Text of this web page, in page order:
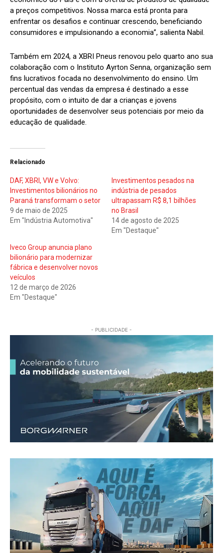
a preços competitivos. Nossa marca está pronta para
enfrentar os desafios e continuar crescendo, beneficiando
consumidores e impulsionando a economia”, salienta Nabil.
Também em 2024, a XBRI Pneus renovou pelo quarto ano sua
colaboração com o Instituto Ayrton Senna, organização sem
fins lucrativos focada no desenvolvimento do ensino. Um
percentual das vendas da empresa é destinado a esse
propósito, com o intuito de dar a crianças e jovens
oportunidades de desenvolver seus potenciais por meio da
educação de qualidade.
Relacionado
DAF, XBRI, VW e Volvo:
Investimentos bilionários no
Paraná transformam o setor
9 de maio de 2025
Em "Indústria Automotiva"
Investimentos pesados na
indústria de pesados
ultrapassam R$ 8,1 bilhões
no Brasil
14 de agosto de 2025
Em "Destaque"
Iveco Group anuncia plano
bilionário para modernizar
fábrica e desenvolver novos
veículos
12 de março de 2026
Em "Destaque"
- PUBLICIDADE -